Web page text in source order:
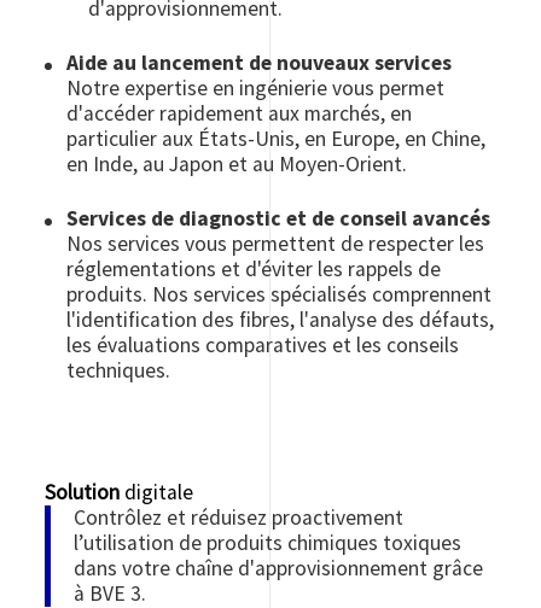
d'approvisionnement.
Aide au lancement de nouveaux services
Notre expertise en ingénierie vous permet
d'accéder rapidement aux marchés, en
particulier aux États-Unis, en Europe, en Chine,
en Inde, au Japon et au Moyen-Orient.
Services de diagnostic et de conseil avancés
Nos services vous permettent de respecter les
réglementations et d'éviter les rappels de
produits. Nos services spécialisés comprennent
l'identification des fibres, l'analyse des défauts,
les évaluations comparatives et les conseils
techniques.
Solution digitale
Contrôlez et réduisez proactivement
l’utilisation de produits chimiques toxiques
dans votre chaîne d'approvisionnement grâce
à BVE 3.